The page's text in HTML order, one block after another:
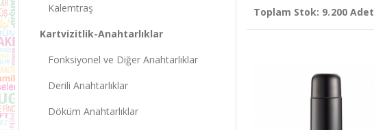
Kalemtraş
Kartvizitlik-Anahtarlıklar
Fonksiyonel ve Diğer Anahtarlıklar
Derili Anahtarlıklar
Döküm Anahtarlıklar
Toplam Stok: 9.200 Adet